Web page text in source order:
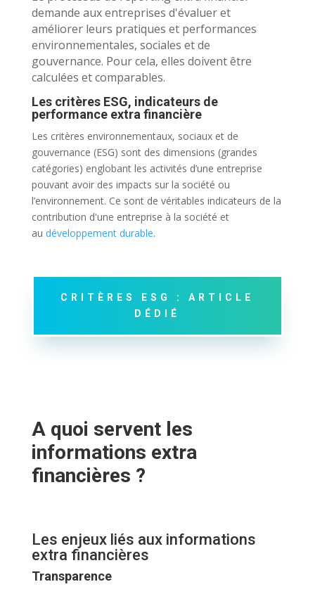
demande aux entreprises d'évaluer et
améliorer leurs pratiques et performances
environnementales, sociales et de
gouvernance. Pour cela, elles doivent être
calculées et comparables.
Les critères ESG, indicateurs de
performance extra financière
Les critères environnementaux, sociaux et de
gouvernance (ESG) sont des dimensions (grandes
catégories) englobant les activités d’une entreprise
pouvant avoir des impacts sur la société ou
l’environnement. Ce sont de véritables indicateurs de la
contribution d'une entreprise à la société et
au développement durable.
CRITÈRES ESG : ARTICLE
DÉDIÉ
A quoi servent les
informations extra
financières ?
Les enjeux liés aux informations
extra financières
Transparence